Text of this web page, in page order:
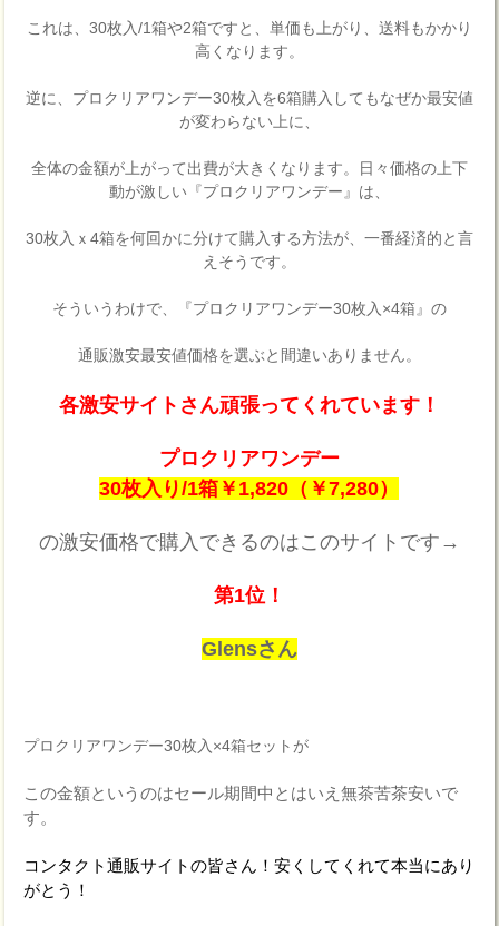
これは、30枚入/1箱や2箱ですと、単価も上がり、送料もかかり
高くなります。
逆に、プロクリアワンデー30枚入を6箱購入してもなぜか最安値
が変わらない上に、
全体の金額が上がって出費が大きくなります。日々価格の上下
動が激しい『プロクリアワンデー』は、
30枚入ｘ4箱を何回かに分けて購入する方法が、一番経済的と言
えそうです。
そういうわけで、『プロクリアワンデー30枚入×4箱』の
通販激安最安値価格を選ぶと間違いありません。
各激安サイトさん頑張ってくれています！
プロクリアワンデー
30枚入り/1箱￥1,820（￥7,280）
の激安価格で購入できるのはこのサイトです→
第1位！
Glensさん
プロクリアワンデー30枚入×4箱セットが
この金額というのはセール期間中とはいえ無茶苦茶安いで
す。
コンタクト通販サイトの皆さん！安くしてくれて本当にあり
がとう！